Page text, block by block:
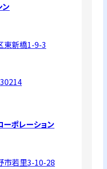
東新橋1-9-3
ポレーション
市若里3-10-28